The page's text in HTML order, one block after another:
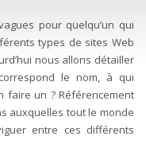
pour quelqu’un qui
types de sites Web
nous allons détailler
le nom, à qui
faire un ? Référencement
auxquelles tout le monde
entre ces différents